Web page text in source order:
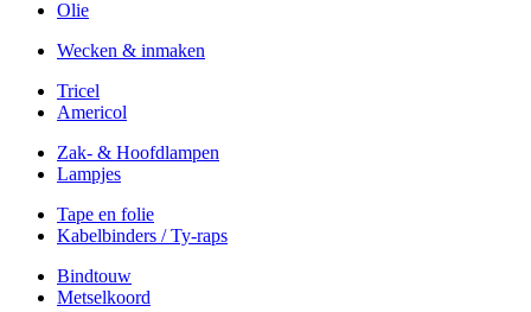
Olie
Wecken & inmaken
Tricel
Americol
Zak- & Hoofdlampen
Lampjes
Tape en folie
Kabelbinders / Ty-raps
Bindtouw
Metselkoord